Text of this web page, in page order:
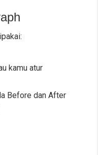
kamu atur
Before dan After